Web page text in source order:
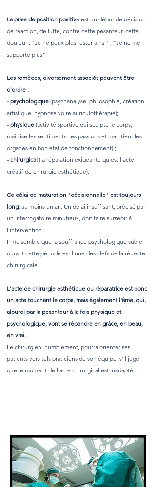
La prise de position positive est un début de décision
de réaction, de lutte, contre cette pesanteur, cette
douleur : "Je ne peux plus rester ainsi" ; "Je ne me
supporte plus".
Les remèdes, diversement associés peuvent être
d'ordre :
- psychologique (psychanalyse, philosophie, création
artistique, hypnose voire auriculothérapie);
- physique (activité sportive qui sculpte le corps,
maîtrise les sentiments, les passions et maintient les
organes en bon état de fonctionnement) ;
- chirurgical (la réparation exigeante qu'est l'acte
créatif de chirurgie esthétique).
Ce délai de maturation "décisionnelle" est toujours
long; au moins un an. Un délai insuffisant, précisé par
un interrogatoire minutieux, doit faire surseoir à
l'intervention.
Il me semble que la souffrance psychologique subie
durant cette période est l'une des clefs de la réussite
chirurgicale.
L'acte de chirurgie esthétique ou réparatrice est donc
un acte touchant le corps, mais également l'âme, qui,
alourdi par la pesanteur à la fois physique et
psychologique, vont se répandre en grâce, en beau,
en vrai.
Le chirurgien, humblement, pourra orienter ses
patients vers tels praticiens de son équipe, s'il juge
que le moment de l'acte chirurgical est inadapté.